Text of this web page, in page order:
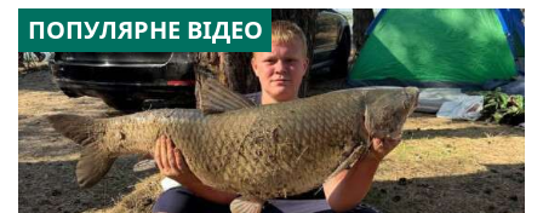
ПОПУЛЯРНЕ ВІДЕО